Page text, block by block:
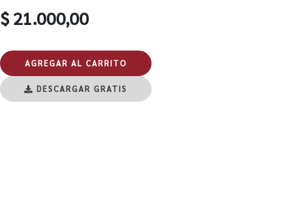
$ 21.000,00
AGREGAR AL CARRITO
DESCARGAR GRATIS